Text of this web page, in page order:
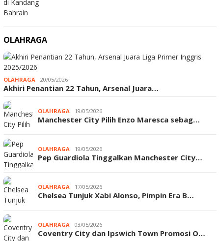
OLAHRAGA
OLAHRAGA 20/05/2026
Akhiri Penantian 22 Tahun, Arsenal Juara…
OLAHRAGA 19/05/2026
Manchester City Pilih Enzo Maresca sebag…
OLAHRAGA 19/05/2026
Pep Guardiola Tinggalkan Manchester City…
OLAHRAGA 17/05/2026
Chelsea Tunjuk Xabi Alonso, Pimpin Era B…
OLAHRAGA 03/05/2026
Coventry City dan Ipswich Town Promosi O…